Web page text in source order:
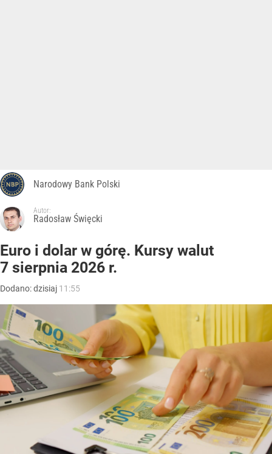
Narodowy Bank Polski
Autor:
Radosław Święcki
Euro i dolar w górę. Kursy walut
7 sierpnia 2026 r.
Dodano:dzisiaj 11:55